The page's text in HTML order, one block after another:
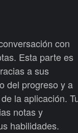
con
Esta parte es
a sus
del progreso y a
la aplicación.
notas y
habilidades.